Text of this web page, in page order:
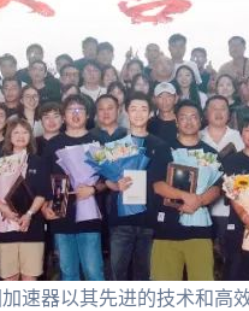
速器以其先进的技术和高